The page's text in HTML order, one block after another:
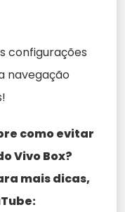
configurações
navegação
como evitar
Vivo Box?
mais dicas,